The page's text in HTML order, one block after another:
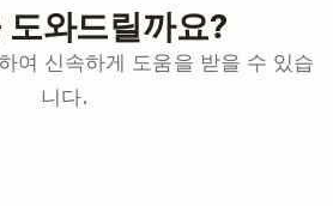
도와드릴까요?
여 신속하게 도움을 받을 수 있습
니다.